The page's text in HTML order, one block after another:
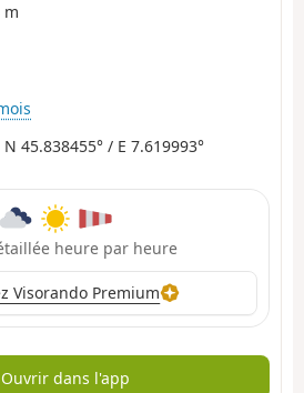
m
N 45.838455° / E 7.619993°
heure par heure
Visorando Premium
Ouvrir dans l'app